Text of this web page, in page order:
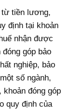
từ tiền lương,
định tại khoản
nhận được
góp bảo
nghiệp, bảo
số ngành,
khoản đóng góp
quy định của